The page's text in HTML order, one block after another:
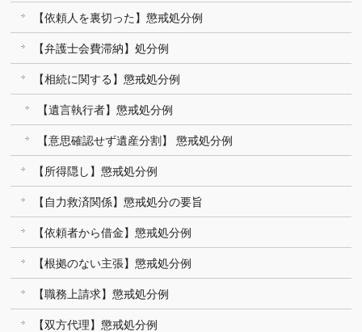
【依頼人を裏切った】懲戒処分例
【弁護士会費滞納】処分例
【相続に関する】懲戒処分例
【遺言執行者】懲戒処分例
【意思確認せず遺産分割】 懲戒処分例
【所得隠し】懲戒処分例
【自力救済関係】懲戒処分の要旨
【依頼者から借金】懲戒処分例
【根拠のない主張】懲戒処分例
【職務上請求】懲戒処分例
【双方代理】懲戒処分例